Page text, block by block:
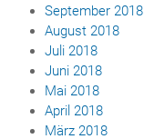
September 2018
August 2018
Juli 2018
Juni 2018
Mai 2018
April 2018
März 2018